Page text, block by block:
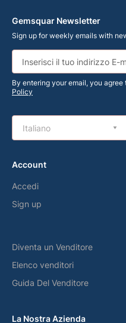
Gemsquar Newsletter
Sign up for weekly emails with
By entering your email, you agree
Policy
Italiano
Account
Accedi
Sign up
Diventa un Venditore
Elenco venditori
Guida Del Venditore
La Nostra Azienda